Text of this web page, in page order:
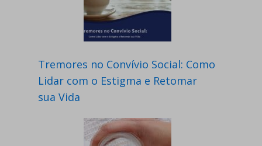
Tremores no Convívio Social: Como
Lidar com o Estigma e Retomar
sua Vida